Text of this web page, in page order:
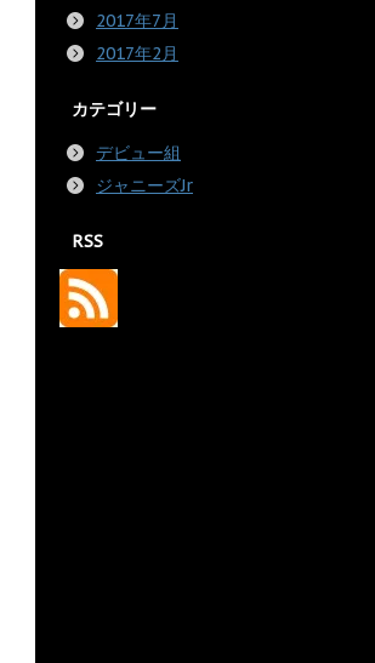
2017年7月
2017年2月
カテゴリー
デビュー組
ジャニーズJr
RSS